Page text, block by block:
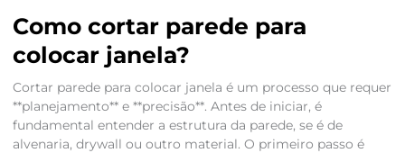
Como cortar parede para
colocar janela?
Cortar parede para colocar janela é um processo que requer
**planejamento** e **precisão**. Antes de iniciar, é
fundamental entender a estrutura da parede, se é de
alvenaria, drywall ou outro material. O primeiro passo é